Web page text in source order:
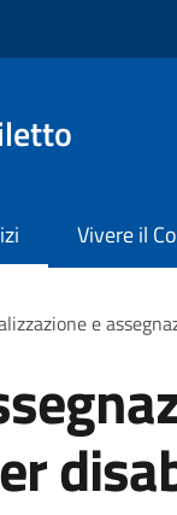
Vivere il
e